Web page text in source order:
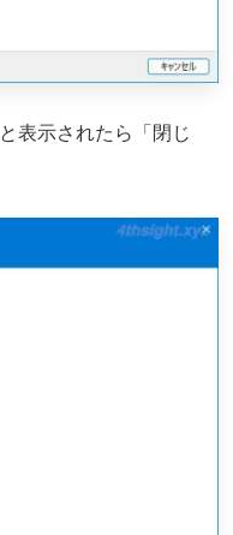
表示されたら「閉じ